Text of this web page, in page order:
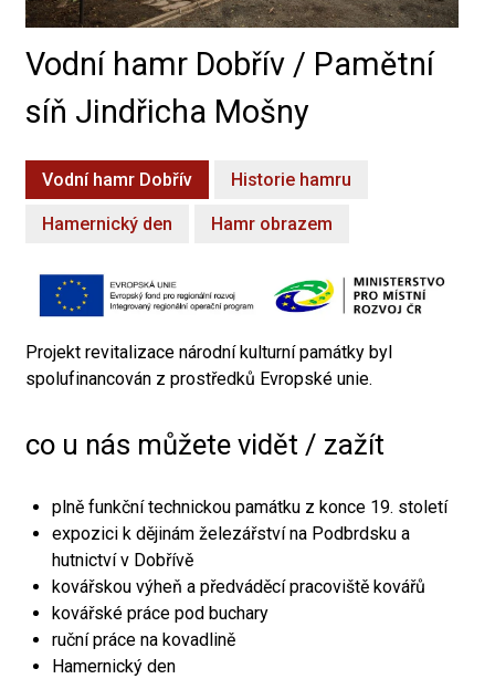
Vodní hamr Dobřív / Pamětní
síň Jindřicha Mošny
Vodní hamr Dobřív Historie hamru
Hamernický den Hamr obrazem
Projekt revitalizace národní kulturní památky byl
spolufinancován z prostředků Evropské unie.
co u nás můžete vidět / zažít
plně funkční technickou památku z konce 19. století
expozici k dějinám železářství na Podbrdsku a
hutnictví v Dobřívě
kovářskou výheň a předváděcí pracoviště kovářů
kovářské práce pod buchary
ruční práce na kovadlině
Hamernický den